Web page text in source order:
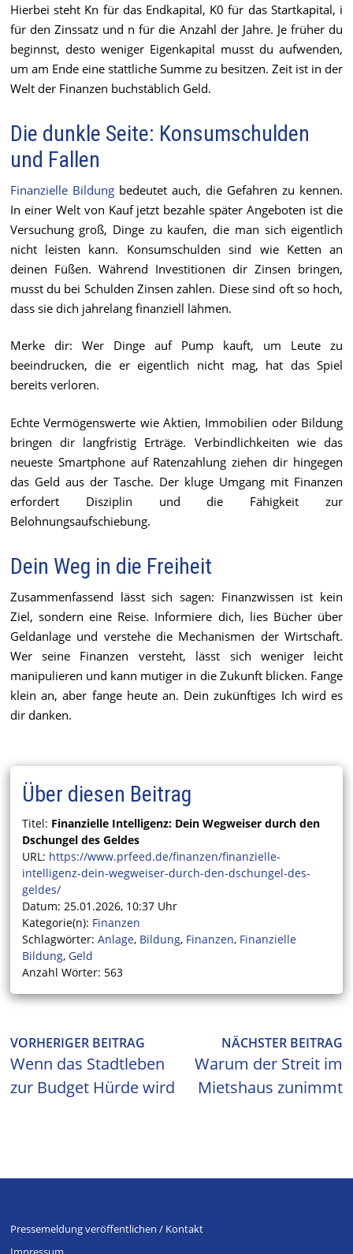
Hierbei steht Kn​ für das Endkapital, K0​ für das Startkapital, i
für den Zinssatz und n für die Anzahl der Jahre. Je früher du
beginnst, desto weniger Eigenkapital musst du aufwenden,
um am Ende eine stattliche Summe zu besitzen. Zeit ist in der
Welt der Finanzen buchstäblich Geld.
Die dunkle Seite: Konsumschulden
und Fallen
Finanzielle Bildungbedeutet auch, die Gefahren zu kennen.
In einer Welt von Kauf jetzt bezahle später Angeboten ist die
Versuchung groß, Dinge zu kaufen, die man sich eigentlich
nicht leisten kann. Konsumschulden sind wie Ketten an
deinen Füßen. Während Investitionen dir Zinsen bringen,
musst du bei Schulden Zinsen zahlen. Diese sind oft so hoch,
dass sie dich jahrelang finanziell lähmen.
Merke dir: Wer Dinge auf Pump kauft, um Leute zu
beeindrucken, die er eigentlich nicht mag, hat das Spiel
bereits verloren.
Echte Vermögenswerte wie Aktien, Immobilien oder Bildung
bringen dir langfristig Erträge. Verbindlichkeiten wie das
neueste Smartphone auf Ratenzahlung ziehen dir hingegen
das Geld aus der Tasche. Der kluge Umgang mit Finanzen
erfordert Disziplin und die Fähigkeit zur
Belohnungsaufschiebung.
Dein Weg in die Freiheit
Zusammenfassend lässt sich sagen: Finanzwissen ist kein
Ziel, sondern eine Reise. Informiere dich, lies Bücher über
Geldanlage und verstehe die Mechanismen der Wirtschaft.
Wer seine Finanzen versteht, lässt sich weniger leicht
manipulieren und kann mutiger in die Zukunft blicken. Fange
klein an, aber fange heute an. Dein zukünftiges Ich wird es
dir danken.
Über diesen Beitrag
Titel: Finanzielle Intelligenz: Dein Wegweiser durch den
Dschungel des Geldes
URL: https://www.prfeed.de/finanzen/finanzielle-
intelligenz-dein-wegweiser-durch-den-dschungel-des-
geldes/
Datum: 25.01.2026, 10:37 Uhr
Kategorie(n): Finanzen
Schlagwörter: Anlage, Bildung, Finanzen, Finanzielle
Bildung, Geld
Anzahl Wörter: 563
Beitragsnavigation
VORHERIGER BEITRAGVorheriger
Beitrag:
Wenn das Stadtleben
zur Budget Hürde wird
NÄCHSTER BEITRAG
Warum der Streit im
Mietshaus zunimmt
Pressemeldung veröffentlichen / Kontakt